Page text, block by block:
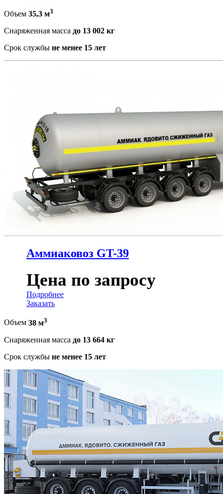
Объем 35,3 м3
Снаряженная масса до 13 002 кг
Срок службы не менее 15 лет
Аммиаковоз GT-39
Цена по запросу
Подробнее
Заказать
Объем 38 м3
Снаряженная масса до 13 664 кг
Срок службы не менее 15 лет